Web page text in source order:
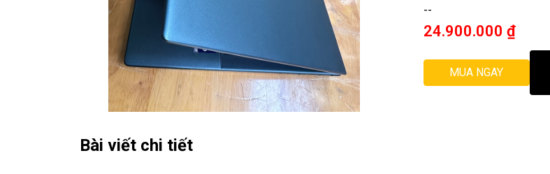
--
24.900.000 ₫
MUA NGAY
Bài viết chi tiết